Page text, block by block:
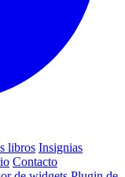
libros Insignias
Contacto